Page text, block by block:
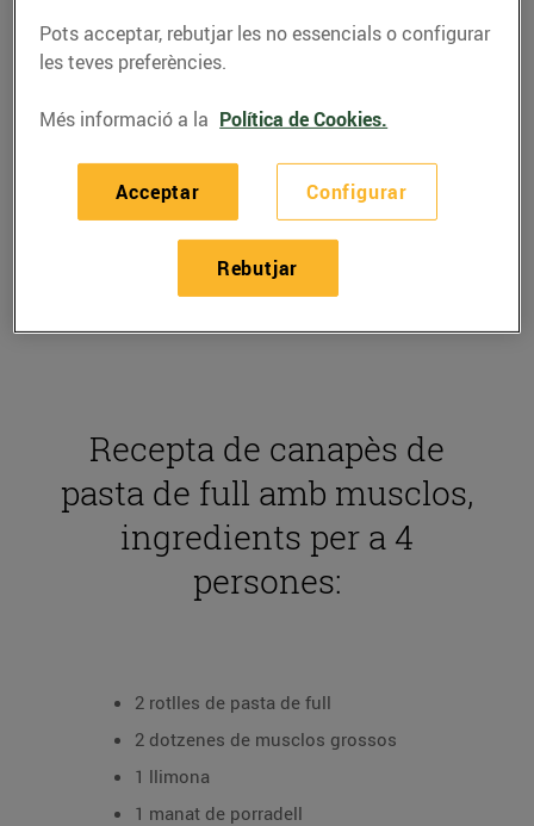
Recepta de canapès de
pasta de full amb
musclos
Recepta de canapès de
pasta de full amb musclos,
ingredients per a 4
persones:
2 rotlles de pasta de full
2 dotzenes de musclos grossos
1 llimona
1 manat de porradell
Pots acceptar, rebutjar les no essencials o configurar
les teves preferències.
Més informació a la Política de Cookies.
Configurar
Rebutjar
Acceptar